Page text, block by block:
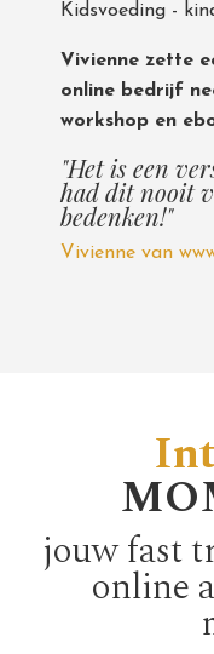
Kidsvoeding -
Vivienne zette
online bedrijf
workshop en
"Het is een
had dit nooit
bedenken!"
Vivienne van
jouw fast
online